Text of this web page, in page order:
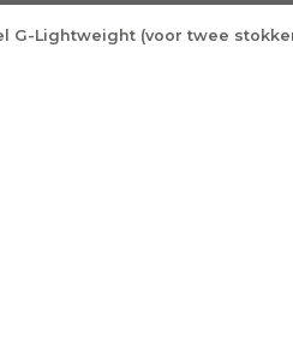
G-Lightweight (voor twee